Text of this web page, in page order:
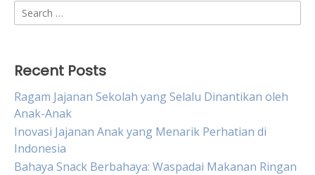
Search
for:
Recent Posts
Ragam Jajanan Sekolah yang Selalu Dinantikan oleh
Anak-Anak
Inovasi Jajanan Anak yang Menarik Perhatian di
Indonesia
Bahaya Snack Berbahaya: Waspadai Makanan Ringan